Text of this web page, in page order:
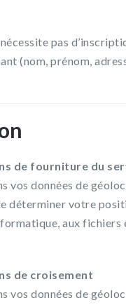
pas
(nom, prénom,
de fourniture du
vos données de
déterminer votre
aux
de croisement
vos données de